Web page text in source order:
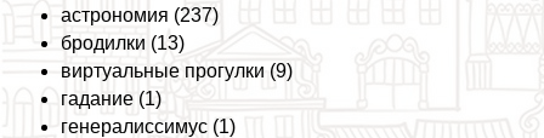
астрономия (237)
бродилки (13)
виртуальные прогулки (9)
гадание (1)
генералиссимус (1)